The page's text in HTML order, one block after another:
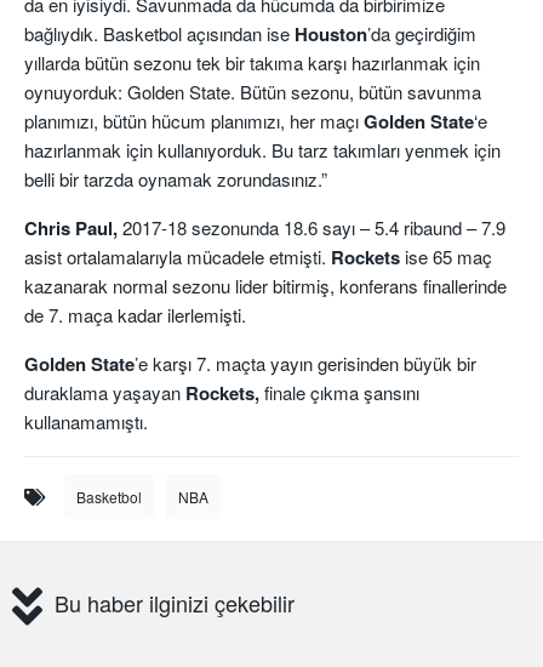
bağlıydık. Basketbol açısından ise Houston’da geçirdiğim
yıllarda bütün sezonu tek bir takıma karşı hazırlanmak için
oynuyorduk: Golden State. Bütün sezonu, bütün savunma
planımızı, bütün hücum planımızı, her maçıGoldenState‘e
hazırlanmak için kullanıyorduk. Bu tarz takımları yenmek için
belli bir tarzda oynamak zorundasınız.”
Chris Paul,2017-18 sezonunda 18.6 sayı – 5.4 ribaund – 7.9
asist ortalamalarıyla mücadele etmişti. Rocketsise 65 maç
kazanarak normal sezonu lider bitirmiş, konferans finallerinde
de 7. maça kadar ilerlemişti.
Golden State’e karşı 7. maçta yayın gerisinden büyük bir
duraklama yaşayan Rockets,finale çıkma şansını
kullanamamıştı.
Basketbol NBA
Bu haber ilginizi çekebilir